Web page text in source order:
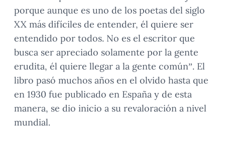
porque aunque es uno de los poetas del siglo
XX más difíciles de entender, él quiere ser
entendido por todos. No es el escritor que
busca ser apreciado solamente por la gente
erudita, él quiere llegar a la gente común”. El
libro pasó muchos años en el olvido hasta que
en 1930 fue publicado en España y de esta
manera, se dio inicio a su revaloración a nivel
mundial.